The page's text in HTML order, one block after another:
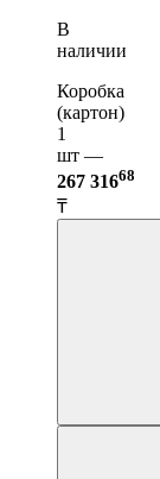
В
наличии
Коробка
(картон)
1
шт —
267 31668
₸